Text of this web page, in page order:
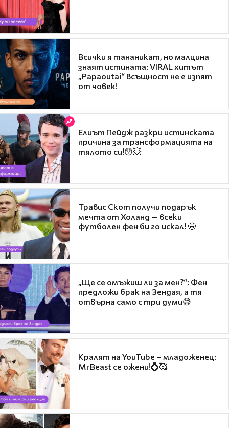
Всички я тананикат, но малцина
знаят истината: VIRAL хитът
„Papaoutai“ всъщност не е изпят
от човек!
Елиът Пейдж разкри истинската
причина за трансформацията на
тялото си!😯💥
Травис Скот получи подарък
мечта от Холанд — всеки
футболен фен би го искал! 🤩
„Ще се омъжиш ли за мен?“: Фен
предложи брак на Зендая, а тя
отвърна само с три думи😅
Кралят на YouTube – младоженец:
MrBeast се ожени!💍🥰